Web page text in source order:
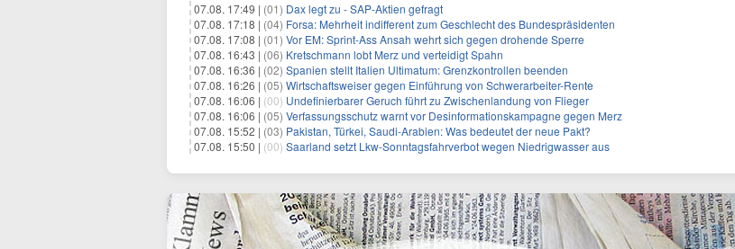
07.08. 17:49 | (01) Dax legt zu - SAP-Aktien gefragt
07.08. 17:18 | (04) Forsa: Mehrheit indifferent zum Geschlecht des Bundespräsidenten
07.08. 17:08 | (01) Vor EM: Sprint-Ass Ansah wehrt sich gegen drohende Sperre
07.08. 16:43 | (06) Kretschmann lobt Merz und verteidigt Spahn
07.08. 16:36 | (02) Spanien stellt Italien Ultimatum: Grenzkontrollen beenden
07.08. 16:26 | (05) Wirtschaftsweiser gegen Einführung von Schwerarbeiter-Rente
07.08. 16:06 | (00) Undefinierbarer Geruch führt zu Zwischenlandung von Flieger
07.08. 16:06 | (05) Verfassungsschutz warnt vor Desinformationskampagne gegen Merz
07.08. 15:52 | (03) Pakistan, Türkei, Saudi-Arabien: Was bedeutet der neue Pakt?
07.08. 15:50 | (00) Saarland setzt Lkw-Sonntagsfahrverbot wegen Niedrigwasser aus